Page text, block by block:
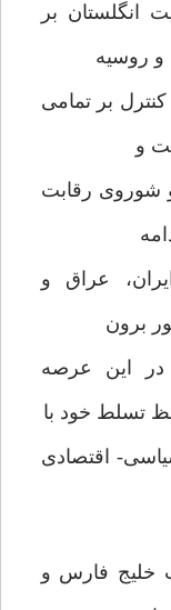
انگلستان بر
و روسیه
بر تمامی
و
شوروی رقابت
عراق و
برون
در این عرصه
تسلط خود با
اقتصادی
خلیج فارس و